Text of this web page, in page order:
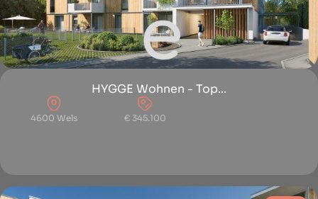
HYGGE Wohnen - Top...
4600 Wels € 345.100